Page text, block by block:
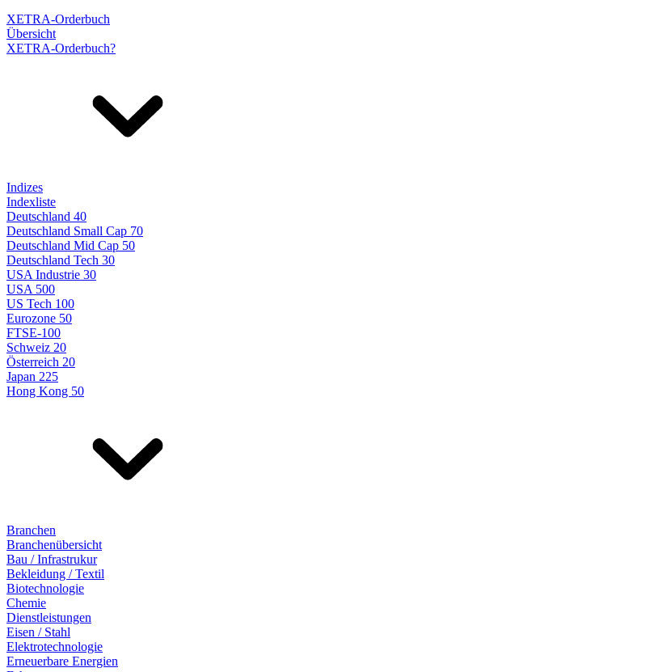
XETRA-Orderbuch
Übersicht
XETRA-Orderbuch?
Indizes
Indexliste
Deutschland 40
Deutschland Small Cap 70
Deutschland Mid Cap 50
Deutschland Tech 30
USA Industrie 30
USA 500
US Tech 100
Eurozone 50
FTSE-100
Schweiz 20
Österreich 20
Japan 225
Hong Kong 50
Branchen
Branchenübersicht
Bau / Infrastrukur
Bekleidung / Textil
Biotechnologie
Chemie
Dienstleistungen
Eisen / Stahl
Elektrotechnologie
Erneuerbare Energien